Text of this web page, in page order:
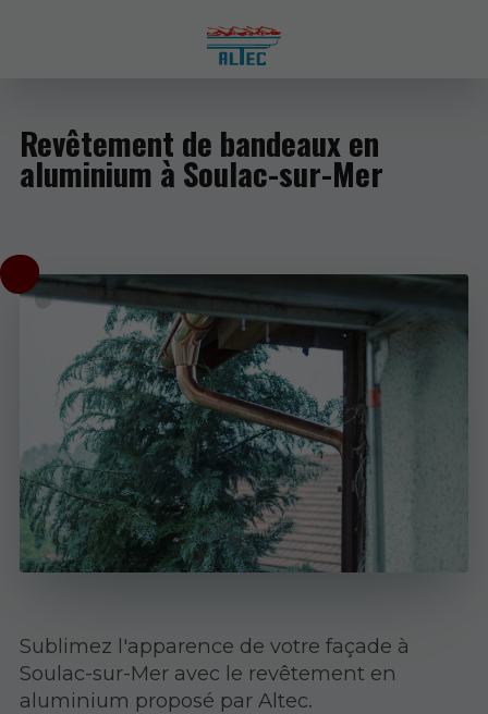
Revêtement de bandeaux en
aluminium à Soulac-sur-Mer
Sublimez l'apparence de votre façade à
Soulac-sur-Mer avec le revêtement en
aluminium proposé par Altec.